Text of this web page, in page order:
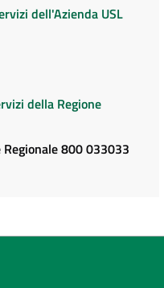
dell'Azienda USL
della Regione
800 033033